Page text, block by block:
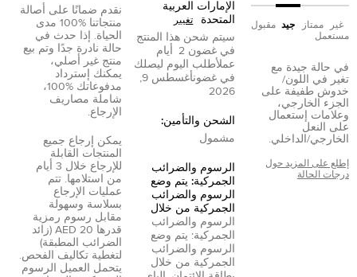
غير
مستعمل
ممتاز جيد مقبول
في حالة جيدة مع
تغير في اللون/
خدوش طفيفة على
الجزء الخارجي،
وعلامات إستعمال
على النعل
الخارجي/الداخلي.
إطلع على المزيد حول
درجات الحالة
الإمارات العربية
المتحدة
تغيير
سيتم شحن هذا المنتج
في غضون 2
أيام
عملأطلب اليوم ليصلك
في غضون
أغسطس 9,
2026
الشحن والتأمين:
مشمول
الرسوم والضرائب
الجمركية: يتم وضع
الرسوم والضرائب
الجمركية من خلال
الرسوم والضرائب
الجمركية: يتم وضع
الرسوم والضرائب
الجمركية من خلال
نقدم ضمانًا على أصالة
منتجاتنا %100 مدى
الحياة. إذا حدث في
حالة نادرة جدًا وتم بيع
منتج غير أصلي،
يمكنك إسترداد
مدفوعاتك %100،
شاملة مصاريف
الإرجاع.
يمكن إرجاع جميع
المنتجات القابلة
للإرجاع خلال 3 أيام
من استلامها. تتم
عمليات الإرجاع
بسلاسة وسهولة
مقابل رسوم رمزية
قدرها 20 AED (زائد
الضرائب المطبقة)
لتغطية تكاليف الفحص.
يتحمل العميل الرسوم